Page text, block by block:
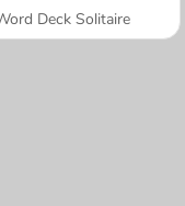
Deck Solitaire